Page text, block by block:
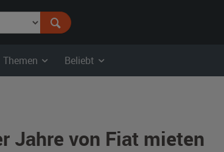
Themen Beliebt
Jahre von Fiat mieten